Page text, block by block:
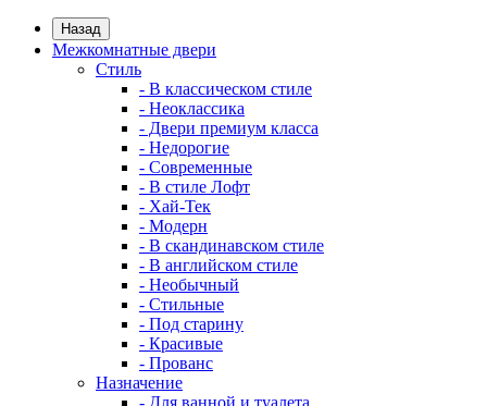
Назад
Межкомнатные двери
Стиль
- В классическом стиле
- Неоклассика
- Двери премиум класса
- Недорогие
- Современные
- В стиле Лофт
- Хай-Тек
- Модерн
- В скандинавском стиле
- В английском стиле
- Необычный
- Стильные
- Под старину
- Красивые
- Прованс
Назначение
- Для ванной и туалета